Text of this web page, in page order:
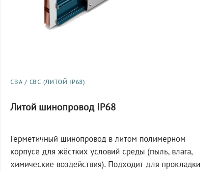
СВА / СВС (ЛИТОЙ IP68)
Литой шинопровод IP68
Герметичный шинопровод в литом полимерном
корпусе для жёстких условий среды (пыль, влага,
химические воздействия). Подходит для прокладки